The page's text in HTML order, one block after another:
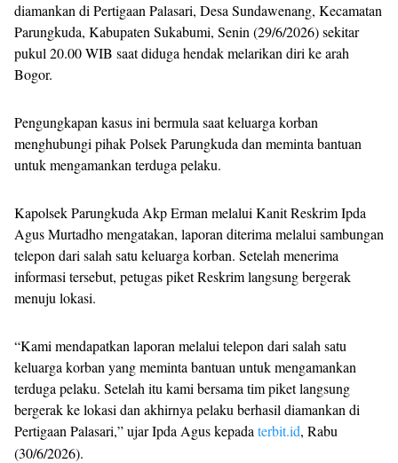
diamankan di Pertigaan Palasari, Desa Sundawenang, Kecamatan
Parungkuda, Kabupaten Sukabumi, Senin (29/6/2026) sekitar
pukul 20.00 WIB saat diduga hendak melarikan diri ke arah
Bogor.
Pengungkapan kasus ini bermula saat keluarga korban
menghubungi pihak Polsek Parungkuda dan meminta bantuan
untuk mengamankan terduga pelaku.
Kapolsek Parungkuda Akp Erman melalui Kanit Reskrim Ipda
Agus Murtadho mengatakan, laporan diterima melalui sambungan
telepon dari salah satu keluarga korban. Setelah menerima
informasi tersebut, petugas piket Reskrim langsung bergerak
menuju lokasi.
“Kami mendapatkan laporan melalui telepon dari salah satu
keluarga korban yang meminta bantuan untuk mengamankan
terduga pelaku. Setelah itu kami bersama tim piket langsung
bergerak ke lokasi dan akhirnya pelaku berhasil diamankan di
Pertigaan Palasari,” ujar Ipda Agus kepada terbit.id, Rabu
(30/6/2026).